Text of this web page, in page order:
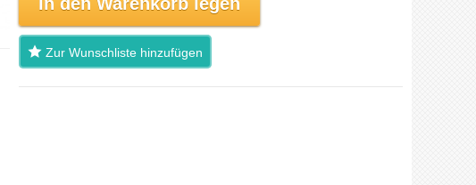
Zur Wunschliste hinzufügen